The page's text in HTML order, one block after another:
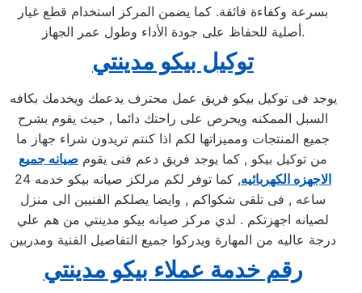
بسرعة وكفاءة فائقة. كما يضمن المركز استخدام قطع غيار
أصلية للحفاظ على جودة الأداء وطول عمر الجهاز.
توكيل بيكو مدينتي
يوجد فى توكيل بيكو فريق عمل محترف يدعمك ويخدمك بكافه
السبل الممكنه ويحرص على راحتك دائما , حيث يقوم بشرح
جميع المنتجات ومميزاتها لكم اذا كنتم تريدون شراء جهاز ما
من توكيل بيكو , كما يوجد فريق دعم فنى يقوم صيانه جميع
الاجهزه الكهربائيه
, كما توفر لكم مرلكز صيانه بيكو خدمه 24
ساعه , فى تلقى شكواكم , وايضا يصلكم الفنيين الى منزل
لصيانه اجهزتكم . لدي مركز صيانه بيكو مدينتي من هم علي
درجة عاليه من المهارة ويدركوا جميع التفاصيل الفنية ومدربين
رقم خدمة عملاء بيكو مدينتي